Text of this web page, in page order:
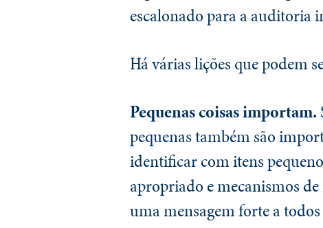
escalonado para a auditoria
Há várias lições que podem
Pequenas coisas importam.
pequenas também são
identificar com itens
apropriado e mecanismos
uma mensagem forte a